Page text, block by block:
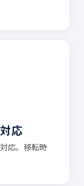
応
応。移転時